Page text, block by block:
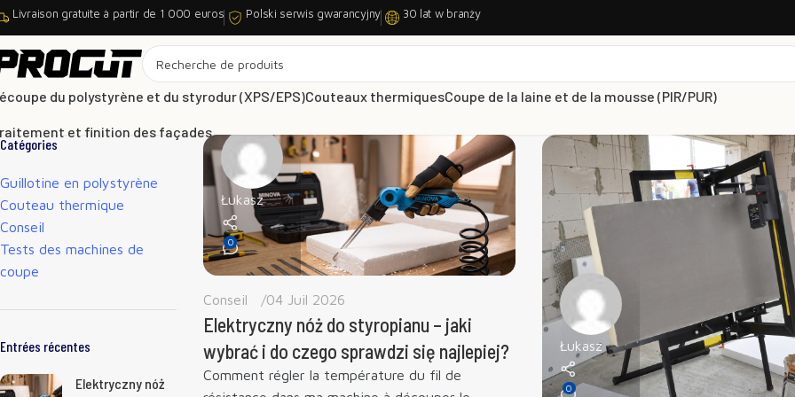
Livraison gratuite à partir de 1 000 euros Polski serwis gwarancyjny 30 lat w branży
du polystyrène et du styrodur (XPS/EPS)Couteaux thermiquesCoupe de la laine et de la mousse (PIR/PUR)
et finition des façades
Catégories
Guillotine en polystyrène
Couteau thermique
Conseil
Tests des machines de
coupe
Entrées récentes
Elektryczny nóż
Łukasz
0
Conseil 04 Juil 2026
Elektryczny nóż do styropianu – jaki
wybrać i do czego sprawdzi się najlepiej?
Comment régler la température du fil de
Łukasz
0